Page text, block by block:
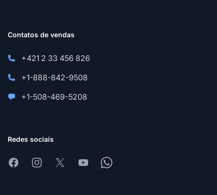
Contatos de vendas
+421 2 33 456 826
+1-888-842-9508
+1-508-469-5208
Redes sociais
FacebookInstagram
X YoutubeWhatsapp